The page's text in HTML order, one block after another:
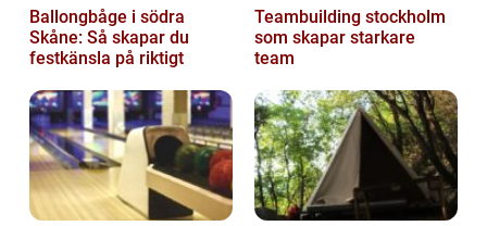
Ballongbåge i södra
Skåne: Så skapar du
festkänsla på riktigt
Teambuilding stockholm
som skapar starkare
team